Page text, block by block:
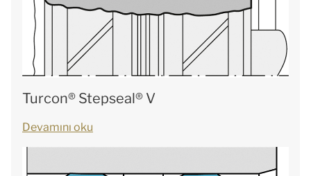
Turcon® Stepseal® V
Devamını oku